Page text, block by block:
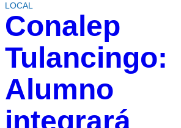
LOCAL
Conalep
Tulancingo:
Alumno
integrará